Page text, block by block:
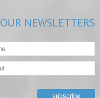
OUR NEWSLETTERS